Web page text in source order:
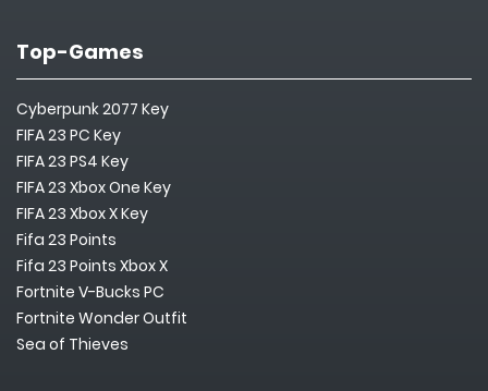
Top-Games
Cyberpunk 2077 Key
FIFA 23 PC Key
FIFA 23 PS4 Key
FIFA 23 Xbox One Key
FIFA 23 Xbox X Key
Fifa 23 Points
Fifa 23 Points Xbox X
Fortnite V-Bucks PC
Fortnite Wonder Outfit
Sea of Thieves